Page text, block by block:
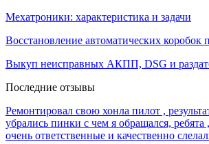
Мехатроники: характеристика и задачи
Восстановление автоматических коробок
Выкуп неисправных АКПП, DSG и
Последние отзывы
Ремонтировал свою хонла пилот ,
убрались пинки с чем я обращался, ребята
очень ответственные и качественно